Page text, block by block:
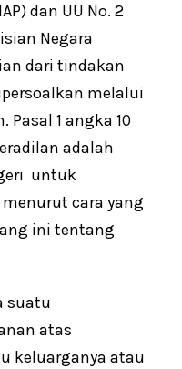
dan UU No. 2
Negara
dari tindakan
melalui
1 angka 10
adalah
untuk
cara yang
ini tentang
suatu
atas
keluarganya atau